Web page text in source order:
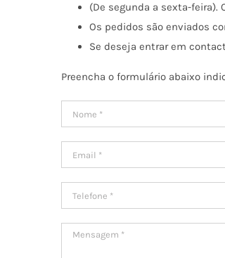
(De segunda a sexta-
Os pedidos são enviados
Se deseja entrar em
Preencha o formulário abaixo